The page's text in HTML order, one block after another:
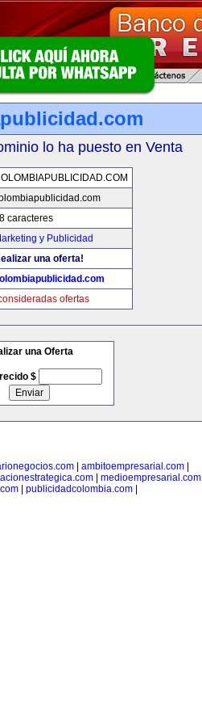
lo ha puesto en Venta
caracteres
y Publicidad
una oferta!
ofertas
una Oferta
$
ambitoempresarial.com
medioempresarial.com
| publicidadcolombia.com|